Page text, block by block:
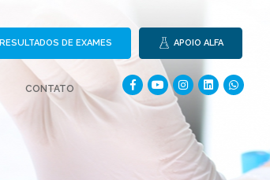
CONTATO
RESULTADOS DE EXAMES APOIO ALFA